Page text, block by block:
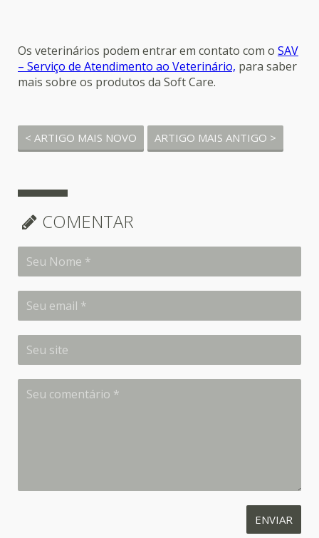
Os veterinários podem entrar em contato com o SAV
– Serviço de Atendimento ao Veterinário, para saber
mais sobre os produtos da Soft Care.
< ARTIGO MAIS NOVO ARTIGO MAIS ANTIGO >
COMENTAR